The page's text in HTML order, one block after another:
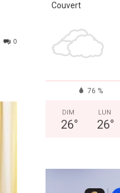
0
Couvert
76 %
DIM
26°
LUN
26°